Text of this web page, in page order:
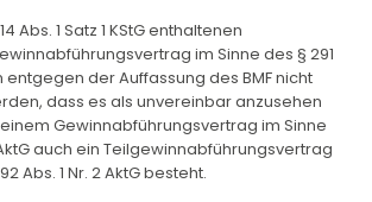
Abs. 1 Satz 1 KStG enthaltenen
im Sinne des § 291
entgegen der Auffassung des BMF nicht
dass es als unvereinbar anzusehen
Gewinnabführungsvertrag im Sinne
auch ein Teilgewinnabführungsvertrag
Abs. 1 Nr. 2 AktG besteht.